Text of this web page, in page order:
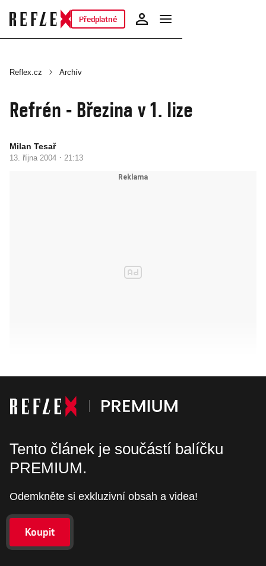
Předplatné
Reflex.cz Archív
Refrén - Březina v 1. lize
Milan Tesař
13. října 2004 · 21:13
Tento článek je součástí balíčku
PREMIUM.
Odemkněte si exkluzivní obsah a videa!
Koupit